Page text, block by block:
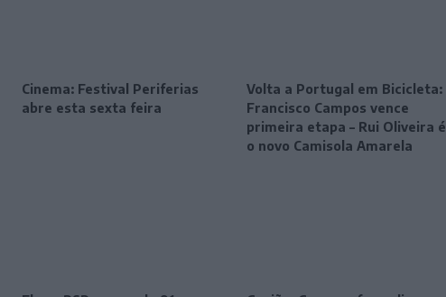
Cinema: Festival Periferias
abre esta sexta feira
Volta a Portugal em Bicicleta:
Francisco Campos vence
primeira etapa – Rui Oliveira é
o novo Camisola Amarela